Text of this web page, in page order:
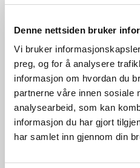
Denne nettsiden bruker
Vi bruker
preg, og for å analysere
informasjon om hvordan du
partnerne våre innen sosiale
analysearbeid, som kan
informasjon du har gjort
har samlet inn gjennom din
Les også